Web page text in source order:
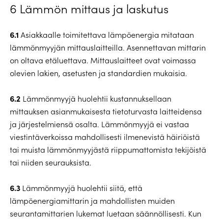
6 Lämmön mittaus ja laskutus
6.1 Asiakkaalle toimitettava lämpöenergia mitataan
lämmönmyyjän mittauslaitteilla. Asennettavan mittarin
on oltava etäluettava. Mittauslaitteet ovat voimassa
olevien lakien, asetusten ja standardien mukaisia.
6.2 Lämmönmyyjä huolehtii kustannuksellaan
mittauksen asianmukaisesta tietoturvasta laitteidensa
ja järjestelmiensä osalta. Lämmönmyyjä ei vastaa
viestintäverkoissa mahdollisesti ilmenevistä häiriöistä
tai muista lämmönmyyjästä riippumattomista tekijöistä
tai niiden seurauksista.
6.3 Lämmönmyyjä huolehtii siitä, että
lämpöenergiamittarin ja mahdollisten muiden
seurantamittarien lukemat luetaan säännöllisesti. Kun